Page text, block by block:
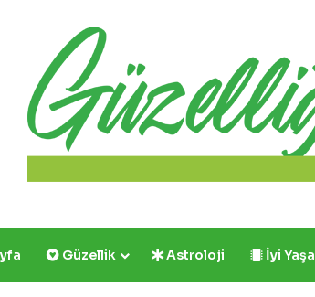
Güzellik Astroloji İyi